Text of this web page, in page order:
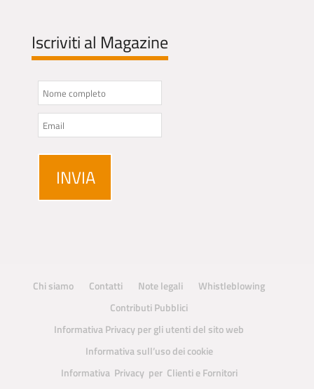
Iscriviti al Magazine
Chi siamo Contatti Note legali
Whistleblowing
Contributi Pubblici
Informativa Privacy per gli utenti del sito web
Informativa sull’uso dei cookie
Informativa Privacy per Clienti e Fornitori